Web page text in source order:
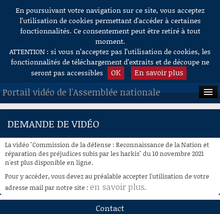
Aller au contenu
En poursuivant votre navigation sur ce site, vous acceptez
l’utilisation de cookies permettant d'accéder à certaines
fonctionnalités. Ce consentement peut être retiré à tout
moment.
ATTENTION : si vous n’acceptez pas l’utilisation de cookies, les
fonctionnalités de téléchargement d’extraits et de découpe ne
seront pas accessibles
OK En savoir plus
Portail vidéo de l'Assemblée nationale
ACCUEIL
À LA DEMANDE
RECHERCHE
AIDE À LA DÉCOUPE
DE VIDÉOS
DEMANDE DE VIDÉO
La vidéo "Commission de la défense : Reconnaissance de la Nation et
réparation des préjudices subis par les harkis" du 10 novembre 2021
n'est plus disponible en ligne.
Pour y accéder, vous devez au préalable accepter l'utilisation de votre
adresse mail par notre site : en savoir plus.
Contact